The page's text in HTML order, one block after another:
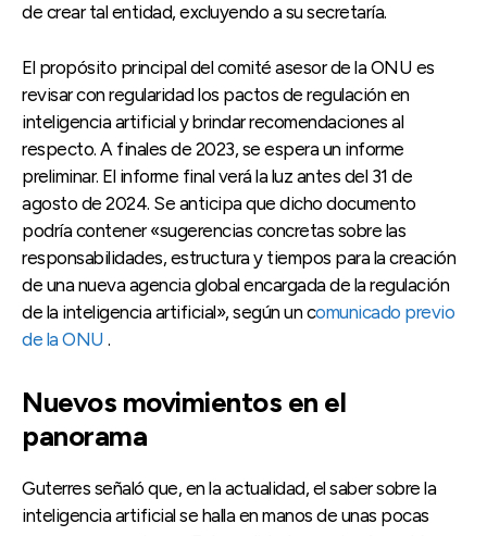
de crear tal entidad, excluyendo a su secretaría.
El propósito principal del comité asesor de la ONU es
revisar con regularidad los pactos de regulación en
inteligencia artificial y brindar recomendaciones al
respecto. A finales de 2023, se espera un informe
preliminar. El informe final verá la luz antes del 31 de
agosto de 2024. Se anticipa que dicho documento
podría contener «sugerencias concretas sobre las
responsabilidades, estructura y tiempos para la creación
de una nueva agencia global encargada de la regulación
de la inteligencia artificial», según un comunicado previo
de la ONU .
Nuevos movimientos en el
panorama
Guterres señaló que, en la actualidad, el saber sobre la
inteligencia artificial se halla en manos de unas pocas